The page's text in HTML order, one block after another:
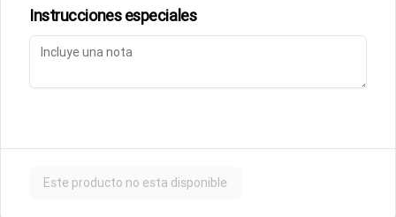
Lasagna de berenjenas con salsa
rossa (tomates italianos triturados y un
toque de crema) y queso parmesano.
$9.500
Ñoquis a la Rossa
queso parmesano acompañados de
Instrucciones especiales
Este producto no esta disponible